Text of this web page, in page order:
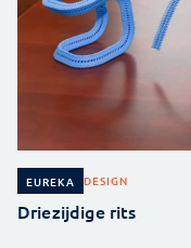
EUREKA DESIGN
Driezijdige rits